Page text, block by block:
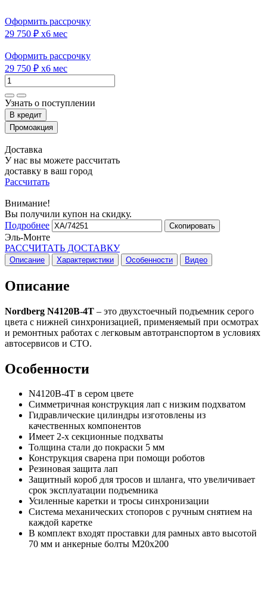
Оформить рассрочку
29 750 ₽ x6 мес
Оформить рассрочку
29 750 ₽ x6 мес
Узнать о поступлении
Доставка
У нас вы можете рассчитать
доставку в ваш город
Рассчитать
Внимание!
Вы получили купон на скидку.
Подробнее
Скопировать
Эль-Монте
РАССЧИТАТЬ ДОСТАВКУ
Описание Характеристики Особенности Видео
Описание
Nordberg N4120B-4T – это двухстоечный подъемник серого
цвета с нижней синхронизацией, применяемый при осмотрах
и ремонтных работах с легковым автотранспортом в условиях
автосервисов и СТО.
Особенности
N4120B-4T в сером цвете
Симметричная конструкция лап с низким подхватом
Гидравлические цилиндры изготовлены из
качественных компонентов
Имеет 2-х секционные подхваты
Толщина стали до покраски 5 мм
Конструкция сварена при помощи роботов
Резиновая защита лап
Защитный короб для тросов и шланга, что увеличивает
срок эксплуатации подъемника
Усиленные каретки и тросы синхронизации
Система механических стопоров с ручным снятием на
каждой каретке
В комплект входят проставки для рамных авто высотой
70 мм и анкерные болты M20x200